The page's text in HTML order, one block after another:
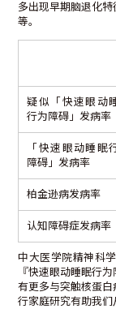
多出现早期脑退化
等。
疑似「快速眼动
行为障碍」发病率
「快速眼动睡眠
障碍」发病率
柏金逊病发病率
认知障碍症发病率
中大医学院精神科
『快速眼动睡眠行
有更多与突触核蛋
行家庭研究有助我